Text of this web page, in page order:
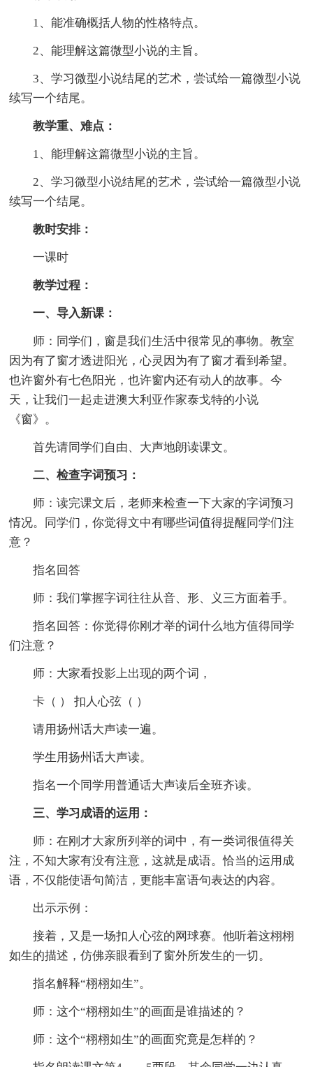
1、能准确概括人物的性格特点。
2、能理解这篇微型小说的主旨。
3、学习微型小说结尾的艺术，尝试给一篇微型小说
续写一个结尾。
教学重、难点：
1、能理解这篇微型小说的主旨。
2、学习微型小说结尾的艺术，尝试给一篇微型小说
续写一个结尾。
教时安排：
一课时
教学过程：
一、导入新课：
师：同学们，窗是我们生活中很常见的事物。教室
因为有了窗才透进阳光，心灵因为有了窗才看到希望。
也许窗外有七色阳光，也许窗内还有动人的故事。今
天，让我们一起走进澳大利亚作家泰戈特的小说
《窗》。
首先请同学们自由、大声地朗读课文。
二、检查字词预习：
师：读完课文后，老师来检查一下大家的字词预习
情况。同学们，你觉得文中有哪些词值得提醒同学们注
意？
指名回答
师：我们掌握字词往往从音、形、义三方面着手。
指名回答：你觉得你刚才举的词什么地方值得同学
们注意？
师：大家看投影上出现的两个词，
卡（ ） 扣人心弦（ ）
请用扬州话大声读一遍。
学生用扬州话大声读。
指名一个同学用普通话大声读后全班齐读。
三、学习成语的运用：
师：在刚才大家所列举的词中，有一类词很值得关
注，不知大家有没有注意，这就是成语。恰当的运用成
语，不仅能使语句简洁，更能丰富语句表达的内容。
出示示例：
接着，又是一场扣人心弦的网球赛。他听着这栩栩
如生的描述，仿佛亲眼看到了窗外所发生的一切。
指名解释“栩栩如生”。
师：这个“栩栩如生”的画面是谁描述的？
师：这个“栩栩如生”的画面究竟是怎样的？